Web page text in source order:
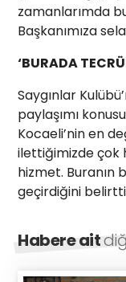
zamanlarımda
Başkanımıza
‘BURADA
Saygınlar
paylaşımı
Kocaeli’nin en
ilettiğimizde çok
hizmet. Buranın
geçirdiğini
Habere ait